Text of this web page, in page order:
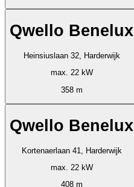
Qwello Benelux
Heinsiuslaan 32, Harderwijk
max. 22 kW
358 m
Qwello Benelux
Kortenaerlaan 41, Harderwijk
max. 22 kW
408 m